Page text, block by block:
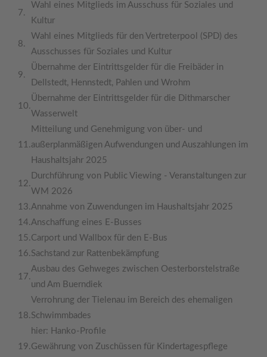
7.
Wahl eines Mitglieds im Ausschuss für Soziales und
Kultur
8.
Wahl eines Mitglieds für den Vertreterpool (SPD) des
Ausschusses für Soziales und Kultur
9.
Übernahme der Eintrittsgelder für die Freibäder in
Dellstedt, Hennstedt, Pahlen und Wrohm
10.
Übernahme der Eintrittsgelder für die Dithmarscher
Wasserwelt
11.
Mitteilung und Genehmigung von über- und
außerplanmäßigen Aufwendungen und Auszahlungen im
Haushaltsjahr 2025
12.
Durchführung von Public Viewing - Veranstaltungen zur
WM 2026
13.Annahme von Zuwendungen im Haushaltsjahr 2025
14.Anschaffung eines E-Busses
15. Carport und Wallbox für den E-Bus
16. Sachstand zur Rattenbekämpfung
17.
Ausbau des Gehweges zwischen Oesterborstelstraße
und Am Buerndiek
18.
Verrohrung der Tielenau im Bereich des ehemaligen
Schwimmbades
hier: Hanko-Profile
19. Gewährung von Zuschüssen für Kindertagespflege